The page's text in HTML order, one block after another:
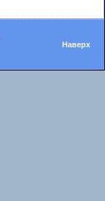
Наверх